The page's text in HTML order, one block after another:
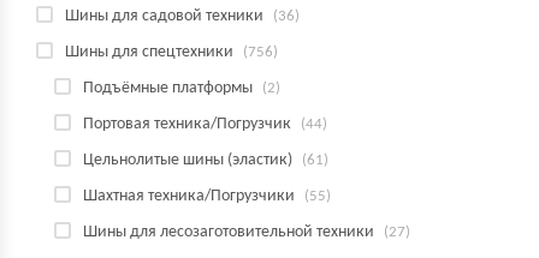
Шины для садовой техники (36)
Шины для спецтехники (756)
Подъёмные платформы (2)
Портовая техника/Погрузчик (44)
Цельнолитые шины (эластик) (61)
Шахтная техника/Погрузчики (55)
Шины для лесозаготовительной техники (27)